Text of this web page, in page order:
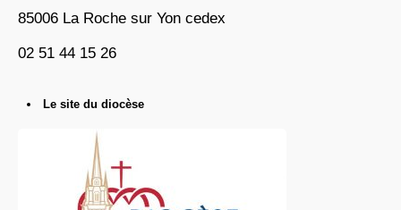
85006 La Roche sur Yon cedex
02 51 44 15 26
Le site du diocèse